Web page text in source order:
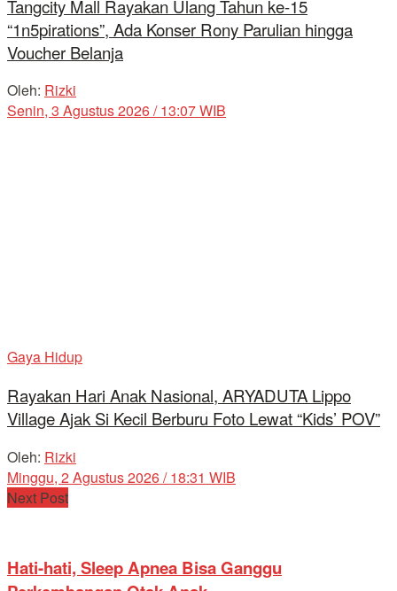
Tangcity Mall Rayakan Ulang Tahun ke-15
“1n5pirations”, Ada Konser Rony Parulian hingga
Voucher Belanja
Oleh: Rizki
Senin, 3 Agustus 2026 / 13:07 WIB
Gaya Hidup
Rayakan Hari Anak Nasional, ARYADUTA Lippo
Village Ajak Si Kecil Berburu Foto Lewat “Kids’ POV”
Oleh: Rizki
Minggu, 2 Agustus 2026 / 18:31 WIB
Next Post
Hati-hati, Sleep Apnea Bisa Ganggu